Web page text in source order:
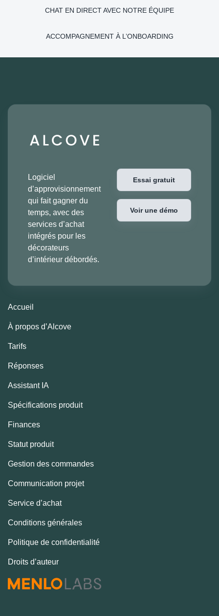
CHAT EN DIRECT AVEC NOTRE ÉQUIPE
ACCOMPAGNEMENT À L’ONBOARDING
Logiciel
d’approvisionnement
qui fait gagner du
temps, avec des
services d’achat
intégrés pour les
décorateurs
d’intérieur débordés.
Essai gratuit
Voir une démo
Accueil
À propos d’Alcove
Tarifs
Réponses
Assistant IA
Spécifications produit
Finances
Statut produit
Gestion des commandes
Communication projet
Service d’achat
Conditions générales
Politique de confidentialité
Droits d’auteur